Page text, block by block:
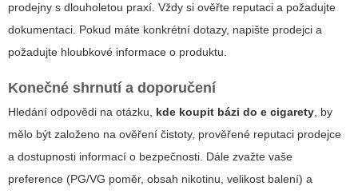
prodejny s dlouholetou praxí. Vždy si ověřte reputaci a požadujte
dokumentaci. Pokud máte konkrétní dotazy, napište prodejci a
požadujte hloubkové informace o produktu.
Konečné shrnutí a doporučení
Hledání odpovědi na otázku, kde koupit bázi do e cigarety, by
mělo být založeno na ověření čistoty, prověřené reputaci prodejce
a dostupnosti informací o bezpečnosti. Dále zvažte vaše
preference (PG/VG poměr, obsah nikotinu, velikost balení) a